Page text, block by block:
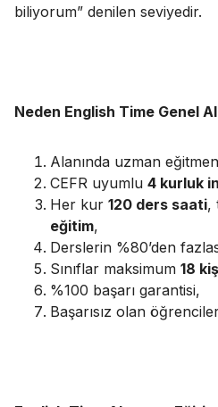
biliyorum” denilen seviyedir.
Neden English Time Genel
Alanında uzman
CEFR uyumlu 4 kurluk
Her kur 120 ders saati,
eğitim,
Derslerin %80’den
Sınıflar maksimum 18
%100 başarı garantisi,
Başarısız olan